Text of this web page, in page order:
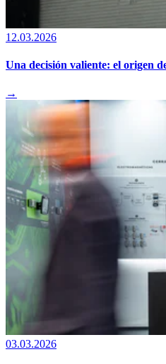
12.03.2026
Una decisión valiente: el origen
→
03.03.2026